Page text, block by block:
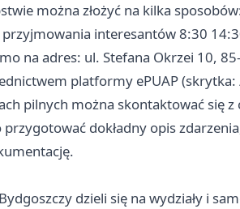
można złożyć na kilka
interesantów 8:30
na adres: ul. Stefana Okrzei 10,
platformy ePUAP
pilnych można skontaktować się z
dokładny opis
dzieli się na wydziały i